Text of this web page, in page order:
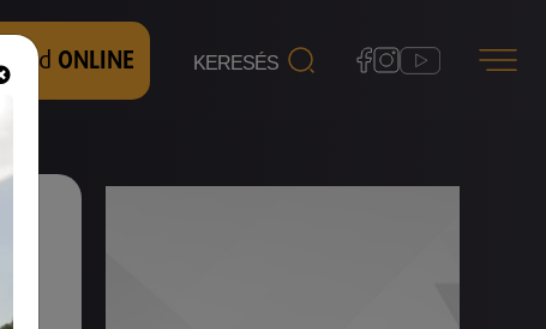
ONLINE